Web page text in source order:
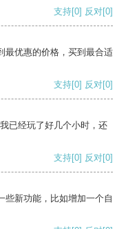
支持[0] 反对[0]
最优惠的价格，买到最合适
支持[0] 反对[0]
已经玩了好几个小时，还
支持[0] 反对[0]
些新功能，比如增加一个自